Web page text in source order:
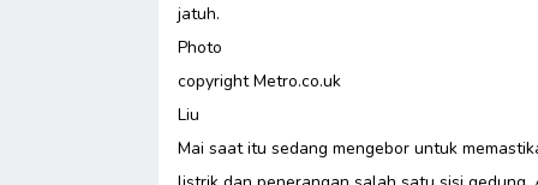
jatuh.
Photo
copyright Metro.co.uk
Liu
Mai saat itu sedang mengebor untuk